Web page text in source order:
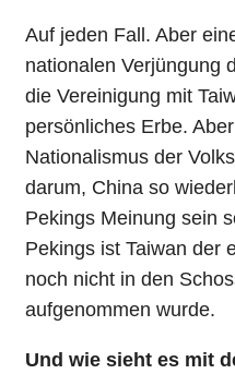
Auf jeden Fall. Aber
nationalen Verjüngung
die Vereinigung mit
persönliches Erbe.
Nationalismus der
darum, China so
Pekings Meinung sein
Pekings ist Taiwan der
noch nicht in den
aufgenommen wurde.
Und wie sieht es mit